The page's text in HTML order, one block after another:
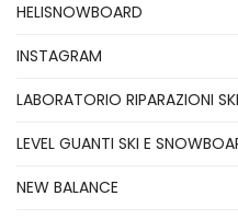
HELISNOWBOARD
INSTAGRAM
LABORATORIO RIPARAZIONI
LEVEL GUANTI SKI E
NEW BALANCE